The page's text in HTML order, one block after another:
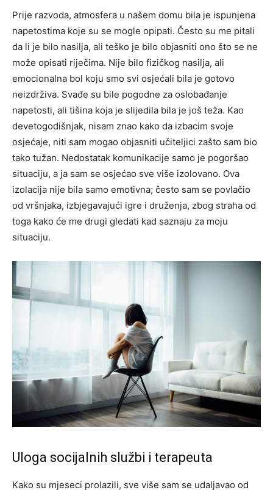
Prije razvoda, atmosfera u našem domu bila je ispunjena
napetostima koje su se mogle opipati. Često su me pitali
da li je bilo nasilja, ali teško je bilo objasniti ono što se ne
može opisati riječima. Nije bilo fizičkog nasilja, ali
emocionalna bol koju smo svi osjećali bila je gotovo
neizdrživa. Svađe su bile pogodne za oslobađanje
napetosti, ali tišina koja je slijedila bila je još teža. Kao
devetogodišnjak, nisam znao kako da izbacim svoje
osjećaje, niti sam mogao objasniti učiteljici zašto sam bio
tako tužan. Nedostatak komunikacije samo je pogoršao
situaciju, a ja sam se osjećao sve više izolovano. Ova
izolacija nije bila samo emotivna; često sam se povlačio
od vršnjaka, izbjegavajući igre i druženja, zbog straha od
toga kako će me drugi gledati kad saznaju za moju
situaciju.
Uloga socijalnih službi i terapeuta
Kako su mjeseci prolazili, sve više sam se udaljavao od